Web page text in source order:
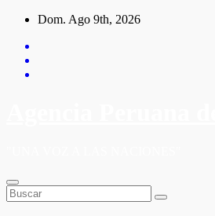
Saltar
contenido
Dom. Ago 9th, 2026